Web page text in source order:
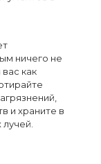
ничего не
как
и храните в